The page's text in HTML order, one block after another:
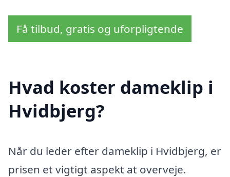
Få tilbud, gratis og uforpligtende
Hvad koster dameklip i
Hvidbjerg?
Når du leder efter dameklip i Hvidbjerg, er
prisen et vigtigt aspekt at overveje.